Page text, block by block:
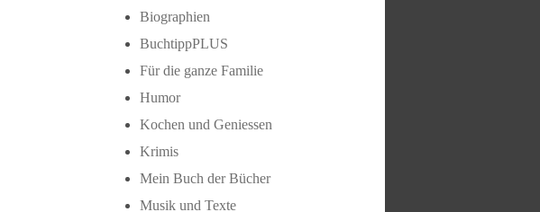
Biographien
BuchtippPLUS
Für die ganze Familie
Humor
Kochen und Geniessen
Krimis
Mein Buch der Bücher
Musik und Texte